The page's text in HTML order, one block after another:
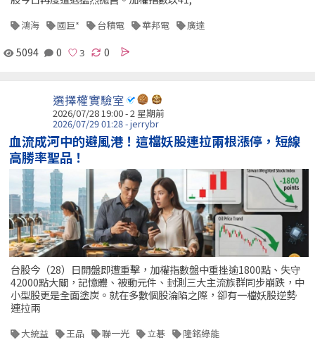
鴻海 國巨* 台積電 華邦電 廣達
5094 0 0
選擇權實驗室
2026/07/28 19:00 - 2 星期前
2026/07/29 01:28 - jerrybr
血流成河中的避風港！這檔妖股連拉兩根漲停，短線
高勝率聖品！
台股今（28）日開盤即遭重擊，加權指數盤中重挫逾1800點、失守
42000點大關，記憶體、被動元件、封測三大主流族群同步崩跌，中
小型股更是全面塗炭。就在多數個股淪陷之際，卻有一檔妖股逆勢
連拉兩
大統益 王品 聯一光 立碁 隆銘綠能